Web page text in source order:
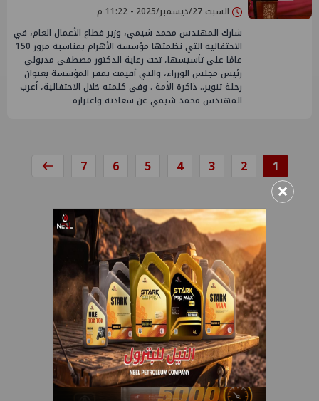
السبت 27/ديسمبر/2025 - 11:22 م
شارك المهندس محمد شيمي، وزير قطاع الأعمال العام، في
الاحتفالية التي نظمتها مؤسسة الأهرام بمناسبة مرور 150
عامًا على تأسيسها، تحت رعاية الدكتور مصطفى مدبولي
رئيس مجلس الوزراء، والتي أقيمت بمقر المؤسسة بعنوان
رحلة تنوير.. ذاكرة الأمة . وفي كلمته خلال الاحتفالية، أعرب
المهندس محمد شيمي عن سعادته واعتزازه
1
2
3
4
5
6
7
×